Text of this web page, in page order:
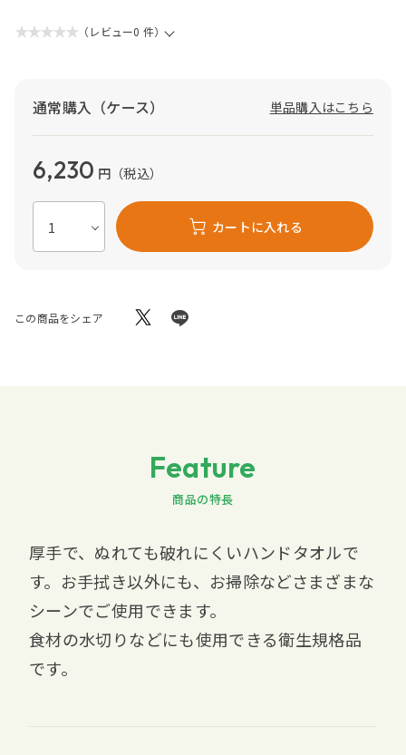
★★★★★ （レビュー0 件）
通常購入（ケース） 単品購入はこちら
6,230 円（税込）
カートに入れる
この商品をシェア
Feature
商品の特長
厚手で、ぬれても破れにくいハンドタオルで
す。お手拭き以外にも、お掃除などさまざまな
シーンでご使用できます。
食材の水切りなどにも使用できる衛生規格品
です。